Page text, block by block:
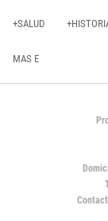
+SALUD
MAS E